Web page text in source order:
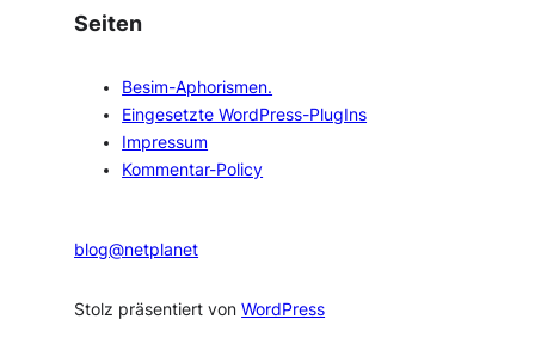
c
h
Seiten
Besim-Aphorismen.
Eingesetzte WordPress-PlugIns
Impressum
Kommentar-Policy
blog@netplanet
Stolz präsentiert vonWordPress